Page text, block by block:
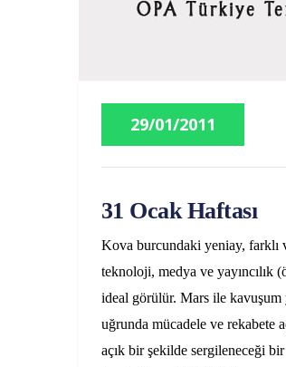
29/01/2011
31 Ocak Haftası
Kova burcundaki yeniay, farklı
teknoloji, medya ve
ideal görülür. Mars ile kavuşum
uğrunda mücadele ve rekabete
açık bir şekilde sergileneceği